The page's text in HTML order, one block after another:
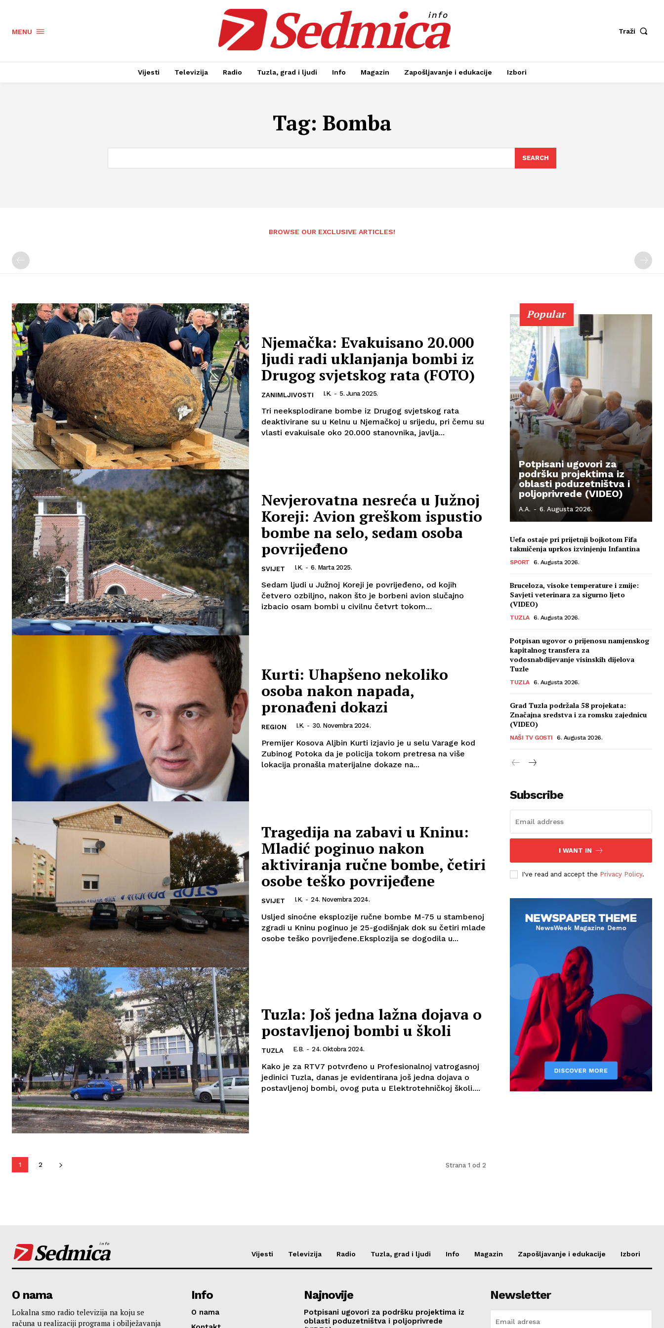
Info
Kontakt
Impressum
MENU Sedmica
info
Traži
Vijesti Televizija Radio Tuzla, grad i ljudi Info Magazin Zapošljavanje i edukacije Izbori
Tag: Bomba
SEARCH
BROWSE OUR EXCLUSIVE ARTICLES!
Njemačka: Evakuisano 20.000
ljudi radi uklanjanja bombi iz
Drugog svjetskog rata (FOTO)
ZANIMLJIVOSTI I.K. - 5. Juna 2025.
Tri neeksplodirane bombe iz Drugog svjetskog rata
deaktivirane su u Kelnu u Njemačkoj u srijedu, pri čemu su
vlasti evakuisale oko 20.000 stanovnika, javlja...
Nevjerovatna nesreća u Južnoj
Koreji: Avion greškom ispustio
bombe na selo, sedam osoba
povrijeđeno
SVIJET I.K. - 6. Marta 2025.
Sedam ljudi u Južnoj Koreji je povrijeđeno, od kojih
četvero ozbiljno, nakon što je borbeni avion slučajno
izbacio osam bombi u civilnu četvrt tokom...
Kurti: Uhapšeno nekoliko
osoba nakon napada,
pronađeni dokazi
REGION I.K. - 30. Novembra 2024.
Premijer Kosova Aljbin Kurti izjavio je u selu Varage kod
Zubinog Potoka da je policija tokom pretresa na više
lokacija pronašla materijalne dokaze na...
Tragedija na zabavi u Kninu:
Mladić poginuo nakon
aktiviranja ručne bombe, četiri
osobe teško povrijeđene
SVIJET I.K. - 24. Novembra 2024.
Usljed sinoćne eksplozije ručne bombe M-75 u stambenoj
zgradi u Kninu poginuo je 25-godišnjak dok su četiri mlade
osobe teško povrijeđene.Eksplozija se dogodila u...
Tuzla: Još jedna lažna dojava o
postavljenoj bombi u školi
TUZLA E.B. - 24. Oktobra 2024.
Kako je za RTV7 potvrđeno u Profesionalnoj vatrogasnoj
jedinici Tuzla, danas je evidentirana još jedna dojava o
postavljenoj bombi, ovog puta u Elektrotehničkoj školi....
1 2 Strana 1 od 2
Popular
Potpisani ugovori za
podršku projektima iz
oblasti poduzetništva i
poljoprivrede (VIDEO)
A.A. - 6. Augusta 2026.
Uefa ostaje pri prijetnji bojkotom Fifa
takmičenja uprkos izvinjenju Infantina
SPORT 6. Augusta 2026.
Bruceloza, visoke temperature i zmije:
Savjeti veterinara za sigurno ljeto
(VIDEO)
TUZLA 6. Augusta 2026.
Potpisan ugovor o prijenosu namjenskog
kapitalnog transfera za
vodosnabdijevanje visinskih dijelova
Tuzle
TUZLA 6. Augusta 2026.
Grad Tuzla podržala 58 projekata:
Značajna sredstva i za romsku zajednicu
(VIDEO)
NAŠI TV GOSTI 6. Augusta 2026.
Subscribe
I WANT IN
I've read and accept the Privacy Policy.
Sedmica
info
Vijesti Televizija Radio Tuzla, grad i ljudi Info Magazin Zapošljavanje i edukacije Izbori
O nama
Lokalna smo radio televizija na koju se
računa u realizaciji programa i obilježavanja
Info
O nama
Najnovije
Potpisani ugovori za podršku projektima iz
oblasti poduzetništva i poljoprivrede
Newsletter